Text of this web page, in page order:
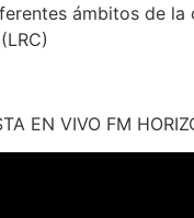
ámbitos de
EN VIVO FM